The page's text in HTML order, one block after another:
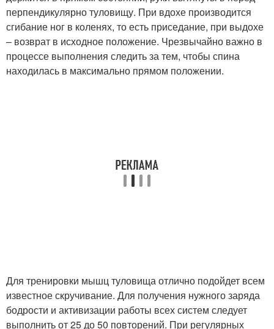
перпендикулярно туловищу. При вдохе производится
сгибание ног в коленях, то есть приседание, при выдохе
– возврат в исходное положение. Чрезвычайно важно в
процессе выполнения следить за тем, чтобы спина
находилась в максимально прямом положении.
Для тренировки мышц туловища отлично подойдет всем
известное скручивание. Для получения нужного заряда
бодрости и активизации работы всех систем следует
выполнить от 25 до 50 повторений. При регулярных